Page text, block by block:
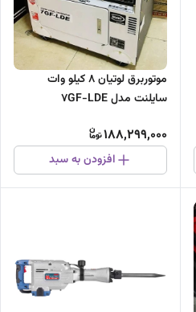
موتوربرق لوتیان 8 کیلو وات
سایلنت مدل 7GF-LDE
188,299,000
افزودن به سبد